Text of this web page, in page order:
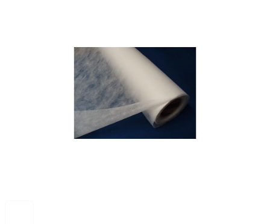
hvězdiček.